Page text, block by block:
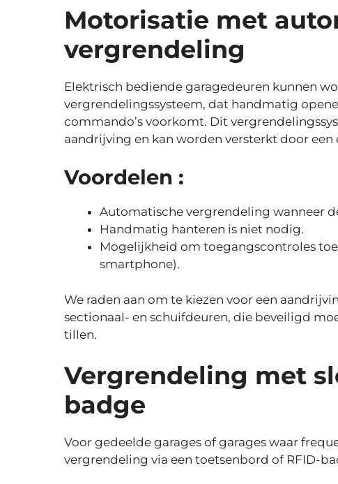
Motorisatie met
vergrendeling
Elektrisch bediende garagedeuren kunnen
vergrendelingssysteem, dat handmatig
commando’s voorkomt. Dit
aandrijving en kan worden versterkt door
Voordelen :
Automatische vergrendeling wanneer
Handmatig hanteren is niet nodig.
Mogelijkheid om toegangscontroles
smartphone).
We raden aan om te kiezen voor een
sectionaal- en schuifdeuren, die beveiligd
tillen.
Vergrendeling met
badge
Voor gedeelde garages of garages waar
vergrendeling via een toetsenbord of RFID-